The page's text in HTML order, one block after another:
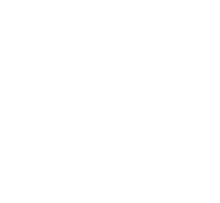
durant 7 à 10 min à 100°C. Cette
ainsi que les migraines. Sinon,